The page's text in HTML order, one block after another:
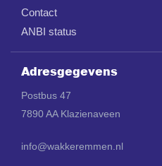
Contact
ANBI status
Adresgegevens
Postbus 47
7890 AA Klazienaveen
info@wakkeremmen.nl